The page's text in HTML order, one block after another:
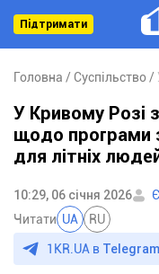
Підтримати
Головна Суспільство
У Кривому Розі
щодо програми
для літніх
10:29, 06 січня 2026
Читати UA RU
1KR.UA в Telegram